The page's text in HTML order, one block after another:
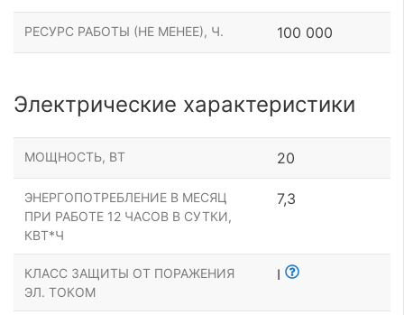
РЕСУРС РАБОТЫ (НЕ МЕНЕЕ), Ч. 100 000
Электрические характеристики
МОЩНОСТЬ, ВТ 20
ЭНЕРГОПОТРЕБЛЕНИЕ В МЕСЯЦ
ПРИ РАБОТЕ 12 ЧАСОВ В СУТКИ,
КВТ*Ч
7,3
КЛАСС ЗАЩИТЫ ОТ ПОРАЖЕНИЯ
ЭЛ. ТОКОМ
I